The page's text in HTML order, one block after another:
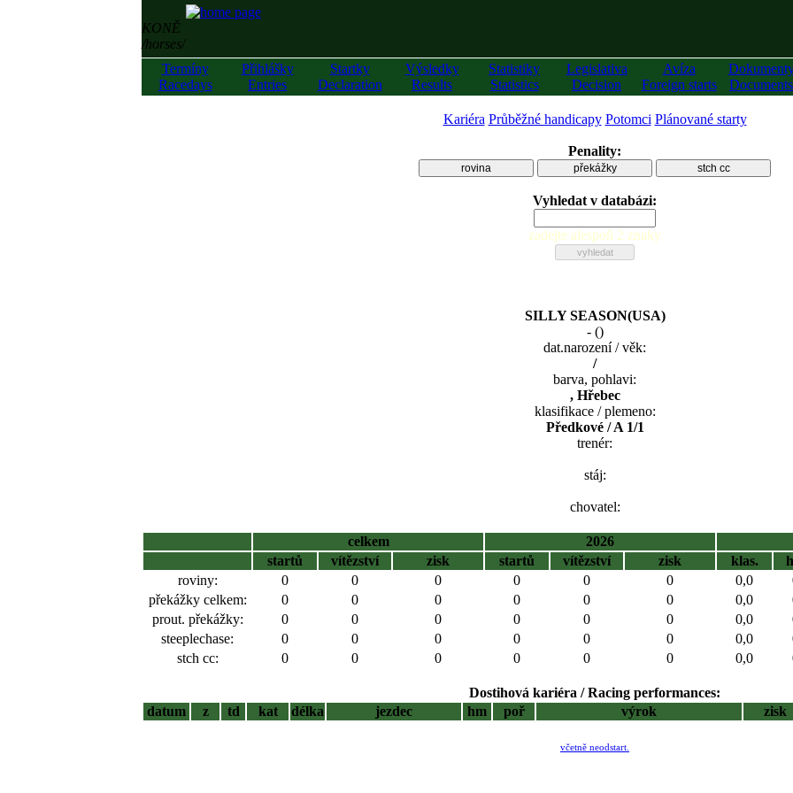
KONĚ
/horses/
Termíny
Racedays
Přihlášky
Entries
Startky
Declaration
Výsledky
Results
Statistiky
Statistics
Legislativa
Decision
Avíza
Foreign starts
Documents
Kariéra Průběžné handicapy Potomci Plánované starty
Penality:
rovina překážky stch cc
Vyhledat v databázi:
zadejte alespoň 2 znaky
SILLY SEASON(USA)
-()
dat.narození / věk:
/
barva, pohlavi:
, Hřebec
klasifikace / plemeno:
Předkové / A 1/1
trenér:
stáj:
chovatel:
celkem
2026
startů
vítězství zisk startů vítězství zisk klas.
roviny:
0 0 0 0 0 0 0,0
překážky celkem:
0 0 0 0 0 0 0,0
prout. překážky:
0 0 0 0 0 0 0,0
steeplechase:
0 0 0 0 0 0 0,0
stch cc:
0 0 0 0 0 0 0,0
Dostihová kariéra / Racing performances:
datum
z td kat délka jezdec hm poř výrok zisk
včetně neodstart.